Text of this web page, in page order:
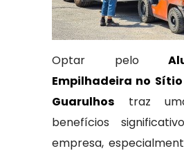
Optar pelo
Empilhadeira no
Guarulhostraz
benefícios
empresa,